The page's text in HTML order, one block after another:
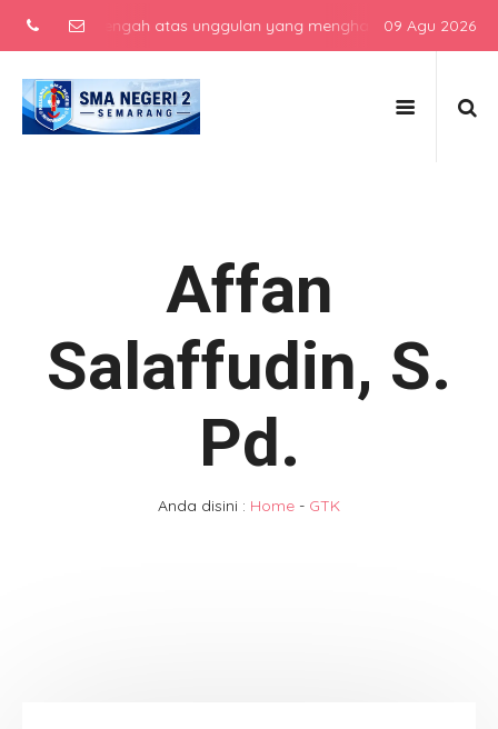
menengah atas unggulan yang menghasilkan lulusan
09 Agu 2026
Affan
Salaffudin, S.
Pd.
Anda disini : Home - GTK